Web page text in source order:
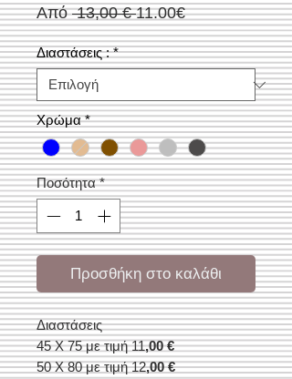
Από 13,00 € Κανονική
τιμή
11.00€Τιμή
Έκπτωσης
Διαστάσεις : *
Χρώμα *
Ποσότητα *
Προσθήκη στο καλάθι
Διαστάσεις
45 Χ 75 με τιμή 11,00 €
50 Χ 80 με τιμή 12,00 €